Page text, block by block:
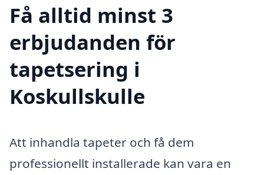
Få alltid minst 3
erbjudanden för
tapetsering i
Koskullskulle
Att inhandla tapeter och få dem
professionellt installerade kan vara en